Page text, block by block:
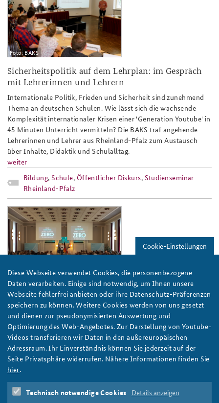
Foto: BAKS
Sicherheitspolitik auf dem Lehrplan: im Gespräch
mit Lehrerinnen und Lehrern
Internationale Politik, Frieden und Sicherheit sind zunehmend
Thema an deutschen Schulen. Wie lässt sich die wachsende
Komplexität internationaler Krisen einer 'Generation Youtube' in
45 Minuten Unterricht vermitteln? Die BAKS traf angehende
Lehrerinnen und Lehrer aus Rheinland-Pfalz zum Austausch
über Inhalte, Didaktik und Schulalltag.
weiter
Bildung, Schule, Öffentlicher Diskurs, Studienseminar
Rheinland-Pfalz
autorenlesung_zero_2018_slider.png
Foto: BAKS/Löwe
Digitalisierung: Wissen wir, was wir tun?
Marc Elsbergs Roman „ZERO – sie wissen was Du tust“ ist in
Zeiten des Datenmissbrauchs aktueller denn je. Deshalb lud die
BAKS den Bestseller-Autor gemeinsam mit dem Verein für
Pankow zur Schönhauser Lesung ein und sprach mit Elsberg
über die Folgen der Digitalisierung.
weiter
Digitalisierung,Marc Elsberg,Öffentlicher Diskurs,
Schönhauser Lesung
Cookie-Einstellungen
Diese Webseite verwendet Cookies, die personenbezogene
Daten verarbeiten. Einige sind notwendig, um Ihnen unsere
Webseite fehlerfrei anbieten oder ihre Datenschutz-Präferenzen
speichern zu können. Weitere Cookies werden von uns gesetzt
und dienen zur pseudonymisierten Auswertung und
Optimierung des Web-Angebotes. Zur Darstellung von Youtube-
Videos transferieren wir Daten in den außereuropäischen
Adressraum. Ihr Einverständnis können Sie jederzeit auf der
Seite Privatsphäre widerrufen. Nähere Informationen finden Sie
hier.
Technisch notwendige Cookies Details anzeigen